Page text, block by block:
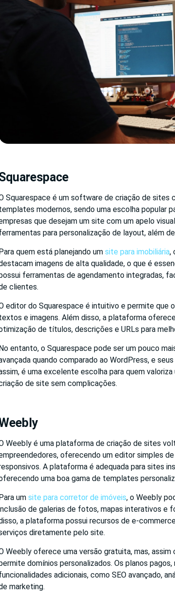
Squarespace é um software de criação de sites
modernos, sendo uma escolha popular
que desejam um site com um apelo
para personalização de layout, além
quem está planejando um site para imobiliária,
imagens de alta qualidade, o que é
ferramentas de agendamento integradas,
clientes.
editor do Squarespace é intuitivo e permite que
e imagens. Além disso, a plataforma
de títulos, descrições e URLs para
entanto, o Squarespace pode ser um pouco
quando comparado ao WordPress, e
é uma excelente escolha para quem
de site sem complicações.
Weebly é uma plataforma de criação de sites
oferecendo um editor simples
A plataforma é adequada para sites
uma boa gama de templates
um site para corretor de imóveis, o Weebly
de galerias de fotos, mapas interativos e
a plataforma possui recursos de e-
diretamente pelo site.
Weebly oferece uma versão gratuita, mas,
domínios personalizados. Os planos
adicionais, como SEO avançado,
marketing.